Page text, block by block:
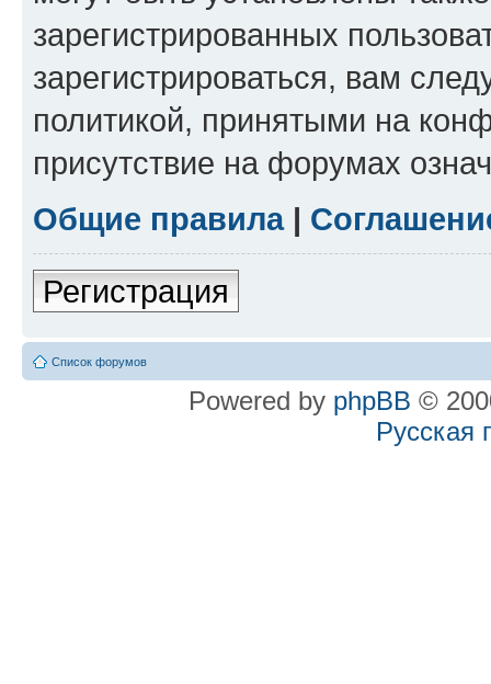
зарегистрированных
зарегистрироваться, вам
политикой, принятыми на
присутствие на форумах
Общие правила|
Регистрация
Список форумов
Powered by phpBB ©
Русская